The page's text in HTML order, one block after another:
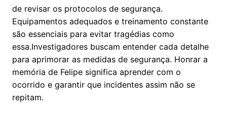
de revisar os protocolos de segurança.
Equipamentos adequados e treinamento constante
são essenciais para evitar tragédias como
essa.Investigadores buscam entender cada detalhe
para aprimorar as medidas de segurança. Honrar a
memória de Felipe significa aprender com o
ocorrido e garantir que incidentes assim não se
repitam.